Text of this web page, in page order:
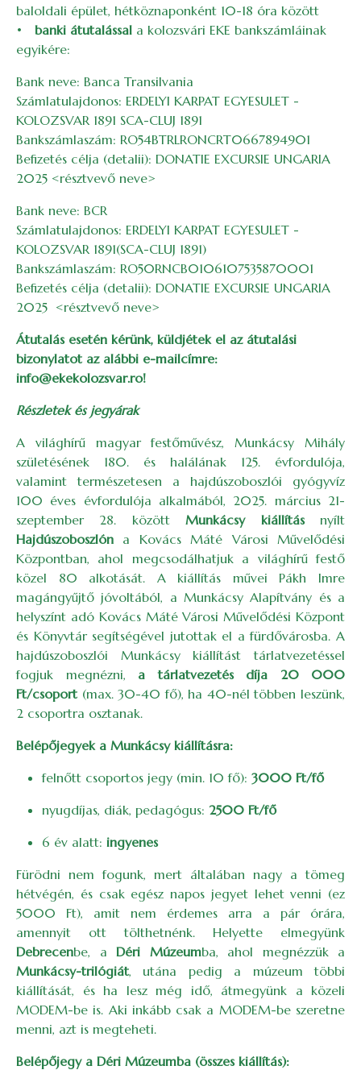
baloldali épület, hétköznaponként 10-18 óra között
• banki átutalással a kolozsvári EKE bankszámláinak
egyikére:
Bank neve: Banca Transilvania
Számlatulajdonos: ERDELYI KARPAT EGYESULET -
KOLOZSVAR 1891 SCA-CLUJ 1891
Bankszámlaszám: RO54BTRLRONCRT0667894901
Befizetés célja (detalii): DONATIE EXCURSIE UNGARIA
2025 <résztvevő neve>
Bank neve: BCR
Számlatulajdonos: ERDELYI KARPAT EGYESULET -
KOLOZSVAR 1891(SCA-CLUJ 1891)
Bankszámlaszám: RO50RNCB0106107535870001
Befizetés célja (detalii): DONATIE EXCURSIE UNGARIA
2025 <résztvevő neve>
Átutalás esetén kérünk, küldjétek el az átutalási
bizonylatot az alábbi e-mailcímre:
info@ekekolozsvar.ro!
Részletek és jegyárak
A világhírű magyar festőművész, Munkácsy Mihály
születésének 180. és halálának 125. évfordulója,
valamint természetesen a hajdúszoboszlói gyógyvíz
100 éves évfordulója alkalmából, 2025. március 21-
szeptember 28. közöttMunkácsy kiállításnyílt
Hajdúszoboszlón a Kovács Máté Városi Művelődési
Központban, ahol megcsodálhatjuk a világhírű festő
közel 80 alkotását. A kiállítás művei Pákh Imre
magángyűjtő jóvoltából, a Munkácsy Alapítvány és a
helyszínt adó Kovács Máté Városi Művelődési Központ
és Könyvtár segítségével jutottak el a fürdővárosba. A
hajdúszoboszlói Munkácsy kiállítást tárlatvezetéssel
fogjuk megnézni, a tárlatvezetés díja 20 000
Ft/csoport (max. 30-40 fő), ha 40-nél többen leszünk,
2 csoportra osztanak.
Belépőjegyek a Munkácsy kiállításra:
felnőtt csoportos jegy (min. 10 fő): 3000 Ft/fő
nyugdíjas, diák, pedagógus: 2500 Ft/fő
6 év alatt: ingyenes
Fürödni nem fogunk, mert általában nagy a tömeg
hétvégén, és csak egész napos jegyet lehet venni (ez
5000 Ft), amit nem érdemes arra a pár órára,
amennyit ott tölthetnénk. Helyette elmegyünk
Debrecenbe, a Déri Múzeumba, ahol megnézzük a
Munkácsy-trilógiát, utána pedig a múzeum többi
kiállítását, és ha lesz még idő, átmegyünk a közeli
MODEM-be is. Aki inkább csak a MODEM-be szeretne
menni, azt is megteheti.
Belépőjegy a Déri Múzeumba (összes kiállítás):